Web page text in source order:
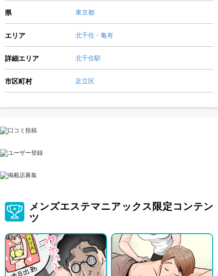
県 東京都
エリア 北千住・亀有
詳細エリア 北千住駅
市区町村 足立区
メンズエステマニアックス限定コンテン
ツ